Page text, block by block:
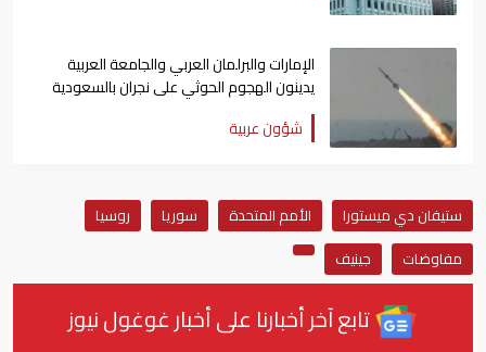
الإمارات والبرلمان العربي والجامعة العربية
يدينون الهجوم الحوثي على نجران بالسعودية
شؤون عربية
ستيفان دي ميستورا الأمم المتحدة سوريا
روسيا
مفاوضات
جينيف
تابع آخر أخبارنا على أخبار غوغول نيوز